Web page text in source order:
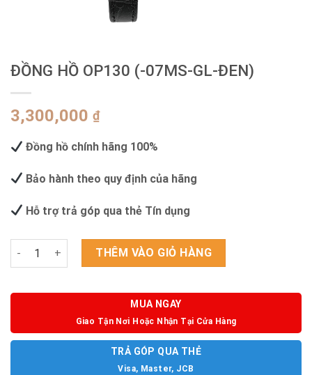
ĐỒNG HỒ OP130 (-07MS-GL-ĐEN)
3,300,000 ₫
Đồng hồ chính hãng 100%
Bảo hành theo quy định của hãng
Hỗ trợ trả góp qua thẻ Tín dụng
ĐỒNG HỒ OP130 (-07MS-GL-ĐEN) số lượng
THÊM VÀO GIỎ HÀNG
MUA NGAY
Giao Tận Nơi Hoặc Nhận Tại Cửa Hàng
TRẢ GÓP QUA THẺ
Visa, Master, JCB